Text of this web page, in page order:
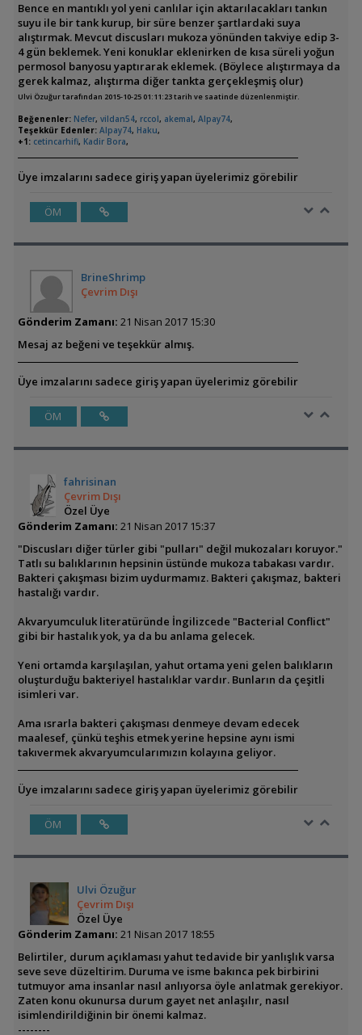
Bence en mantıklı yol yeni canlılar için aktarılacakları tankın
suyu ile bir tank kurup, bir süre benzer şartlardaki suya
alıştırmak. Mevcut discusları mukoza yönünden takviye edip 3-
4 gün beklemek. Yeni konuklar eklenirken de kısa süreli yoğun
permosol banyosu yaptırarak eklemek. (Böylece alıştırmaya da
gerek kalmaz, alıştırma diğer tankta gerçekleşmiş olur)
Ulvi Özuğur tarafından 2015-10-25 01:11:23 tarih ve saatinde düzenlenmiştir.
Beğenenler: Nefer, vildan54, rccol, akemal, Alpay74,
Teşekkür Edenler: Alpay74, Haku,
+1: cetincarhifi, Kadir Bora,
Üye imzalarını sadece giriş yapan üyelerimiz görebilir
ÖM
BrineShrimp
Çevrim Dışı
Gönderim Zamanı: 21 Nisan 2017 15:30
Mesaj az beğeni ve teşekkür almış.
Üye imzalarını sadece giriş yapan üyelerimiz görebilir
ÖM
fahrisinan
Çevrim Dışı
Özel Üye
Gönderim Zamanı: 21 Nisan 2017 15:37
"Discusları diğer türler gibi "pulları" değil mukozaları koruyor."
Tatlı su balıklarının hepsinin üstünde mukoza tabakası vardır.
Bakteri çakışması bizim uydurmamız. Bakteri çakışmaz, bakteri
hastalığı vardır.
Akvaryumculuk literatüründe İngilizcede "Bacterial Conflict"
gibi bir hastalık yok, ya da bu anlama gelecek.
Yeni ortamda karşılaşılan, yahut ortama yeni gelen balıkların
oluşturduğu bakteriyel hastalıklar vardır. Bunların da çeşitli
isimleri var.
Ama ısrarla bakteri çakışması denmeye devam edecek
maalesef, çünkü teşhis etmek yerine hepsine aynı ismi
takıvermek akvaryumcularımızın kolayına geliyor.
Üye imzalarını sadece giriş yapan üyelerimiz görebilir
ÖM
Ulvi Özuğur
Çevrim Dışı
Özel Üye
Gönderim Zamanı: 21 Nisan 2017 18:55
Belirtiler, durum açıklaması yahut tedavide bir yanlışlık varsa
seve seve düzeltirim. Duruma ve isme bakınca pek birbirini
tutmuyor ama insanlar nasıl anlıyorsa öyle anlatmak gerekiyor.
Zaten konu okunursa durum gayet net anlaşılır, nasıl
isimlendirildiğinin bir önemi kalmaz.
--------